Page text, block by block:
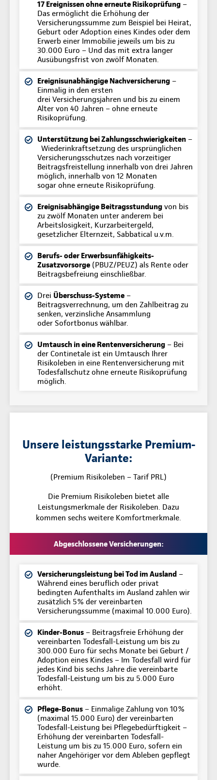
17 Ereignissen ohne erneute Risikoprüfung –
Das ermöglicht die Erhöhung der
Versicherungssumme zum Beispiel bei Heirat,
Geburt oder Adoption eines Kindes oder dem
Erwerb einer Immobilie jeweils um bis zu
30.000 Euro – Und das mit extra langer
Ausübungsfrist von zwölf Monaten.
Ereignisunabhängige Nachversicherung –
Einmalig in den ersten
drei Versicherungsjahren und bis zu einem
Alter von 40 Jahren – ohne erneute
Risikoprüfung.
Unterstützung bei Zahlungsschwierigkeiten –
Wiederinkraftsetzung des ursprünglichen
Versicherungsschutzes nach vorzeitiger
Beitragsfreistellung innerhalb von drei Jahren
möglich, innerhalb von 12 Monaten
sogar ohne erneute Risikoprüfung.
Ereignisabhängige Beitragsstundung von bis
zu zwölf Monaten unter anderem bei
Arbeitslosigkeit, Kurzarbeitergeld,
gesetzlicher Elternzeit, Sabbatical u.v.m.
Berufs- oder Erwerbsunfähigkeits-
Zusatzvorsorge (PBUZ/PEUZ) als Rente oder
Beitragsbefreiung einschließbar.
Drei Überschuss-Systeme –
Beitragsverrechnung, um den Zahlbeitrag zu
senken, verzinsliche Ansammlung
oder Sofortbonus wählbar.
Umtausch in eine Rentenversicherung – Bei
der Continetale ist ein Umtausch Ihrer
Risikoleben in eine Rentenversicherung mit
Todesfallschutz ohne erneute Risikoprüfung
möglich.
Unsere leistungsstarke Premium-
Variante:
(Premium Risikoleben – Tarif PRL)
Die Premium Risikoleben bietet alle
Leistungsmerkmale der Risikoleben. Dazu
kommen sechs weitere Komfortmerkmale.
Abgeschlossene Versicherungen:
Versicherungsleistung bei Tod im Ausland –
Während eines beruflich oder privat
bedingten Aufenthalts im Ausland zahlen wir
zusätzlich 5% der vereinbarten
Versicherungssumme (maximal 10.000 Euro).
Kinder-Bonus – Beitragsfreie Erhöhung der
vereinbarten Todesfall-Leistung um bis zu
300.000 Euro für sechs Monate bei Geburt /
Adoption eines Kindes – Im Todesfall wird für
jedes Kind bis sechs Jahre die vereinbarte
Todesfall-Leistung um bis zu 5.000 Euro
erhöht.
Pflege-Bonus – Einmalige Zahlung von 10%
(maximal 15.000 Euro) der vereinbarten
Todesfall-Leistung bei Pflegebedürftigkeit –
Erhöhung der vereinbarten Todesfall-
Leistung um bis zu 15.000 Euro, sofern ein
naher Angehöriger vor dem Ableben gepflegt
wurde.